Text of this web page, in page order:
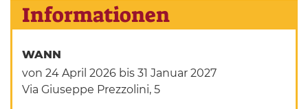
Informationen
WANN
von 24 April 2026 bis 31 Januar 2027
Via Giuseppe Prezzolini, 5